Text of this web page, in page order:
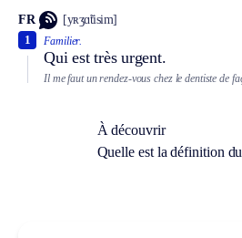
FR [yʀʒɑ̃tisim]
Familier.
Qui est très urgent.
1
Il me faut un rendez-vous chez le dentiste de
À découvrir
Quelle est la définition